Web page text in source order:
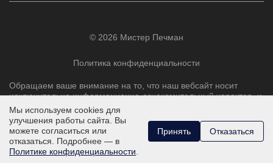
© 2026 Мистер Печман
Политика конфиденциальности
Обращаем ваше внимание на то, что наш вебсайт носит
исключительно информационно-ознакомительный характер, и
ни при каких условиях не является публичной офертой,
определяемой положениями Статьи 437 Гражданского
кодекса РФ.
Мы используем cookies для
улучшения работы сайта. Вы
можете согласиться или
отказаться. Подробнее — в
Политике конфиденциальности
Принять Отказаться